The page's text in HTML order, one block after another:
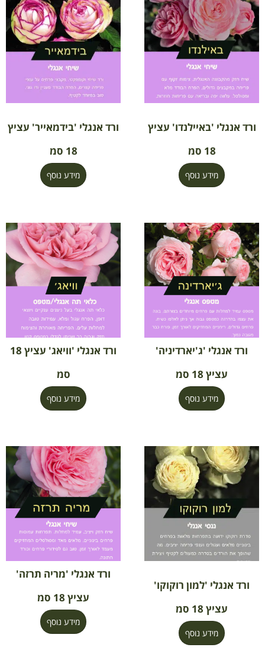
ורד אנגלי 'באיילנדו' עציץ
18 סמ
מידע נוסף
ורד אנגלי 'בידמאייר' עציץ
18 סמ
מידע נוסף
ורד אנגלי 'ג'יארדיניה'
עציץ 18 סמ
מידע נוסף
ורד אנגלי 'וויאג' עציץ 18
סמ
מידע נוסף
ורד אנגלי 'למון רוקוקו'
עציץ 18 סמ
מידע נוסף
ורד אנגלי 'מריה תרזה'
עציץ 18 סמ
מידע נוסף